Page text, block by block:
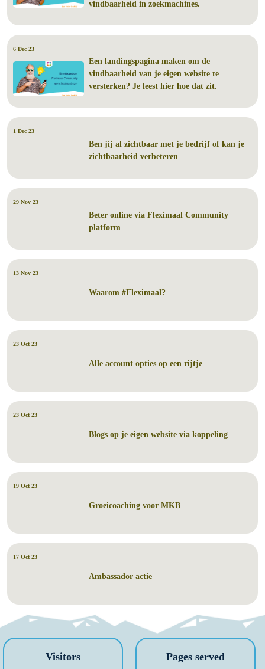
vindbaarheid in zoekmachines.
6 Dec 23
Een landingspagina maken om de
vindbaarheid van je eigen website te
versterken? Je leest hier hoe dat zit.
1 Dec 23
Ben jij al zichtbaar met je bedrijf of kan je
zichtbaarheid verbeteren
29 Nov 23
Beter online via Fleximaal Community
platform
13 Nov 23
Waarom #Fleximaal?
23 Oct 23
Alle account opties op een rijtje
23 Oct 23
Blogs op je eigen website via koppeling
19 Oct 23
Groeicoaching voor MKB
17 Oct 23
Ambassador actie
Visitors Pages served